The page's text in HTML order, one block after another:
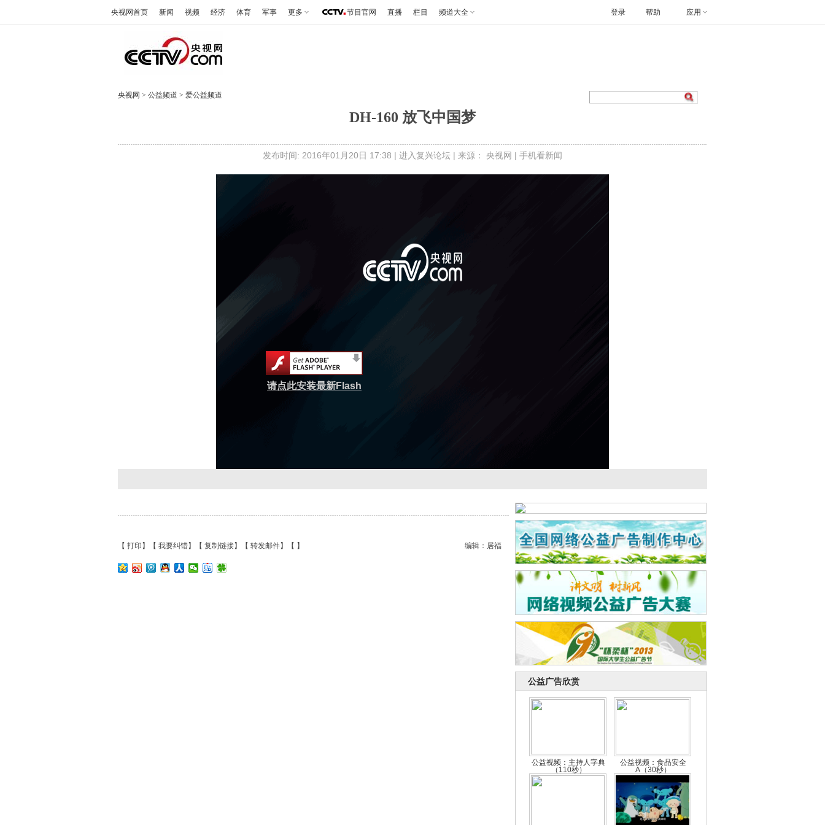
央视网首页 新闻 视频 经济 体育 军事 更多 节目官网 直播 栏目 频道大全 帮助 应用
登录
央视网 > 公益频道 > 爱公益频道
DH-160 放飞中国梦
发布时间: 2016年01月20日 17:38 | 进入复兴论坛 | 来源： 央视网 | 手机看新闻
请点此安装最新Flash
公益广告欣赏
公益视频：主持人字典
（110秒）
公益视频：食品安全
A（30秒）
编辑：居福
【 打印 】【 我要纠错】【 复制链接】【 转发邮件】【 】